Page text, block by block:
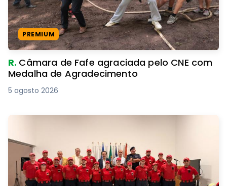
PREMIUM
R. Câmara de Fafe agraciada pelo CNE com
Medalha de Agradecimento
5 agosto 2026